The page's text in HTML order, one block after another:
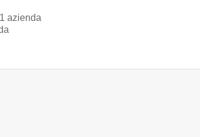
azienda